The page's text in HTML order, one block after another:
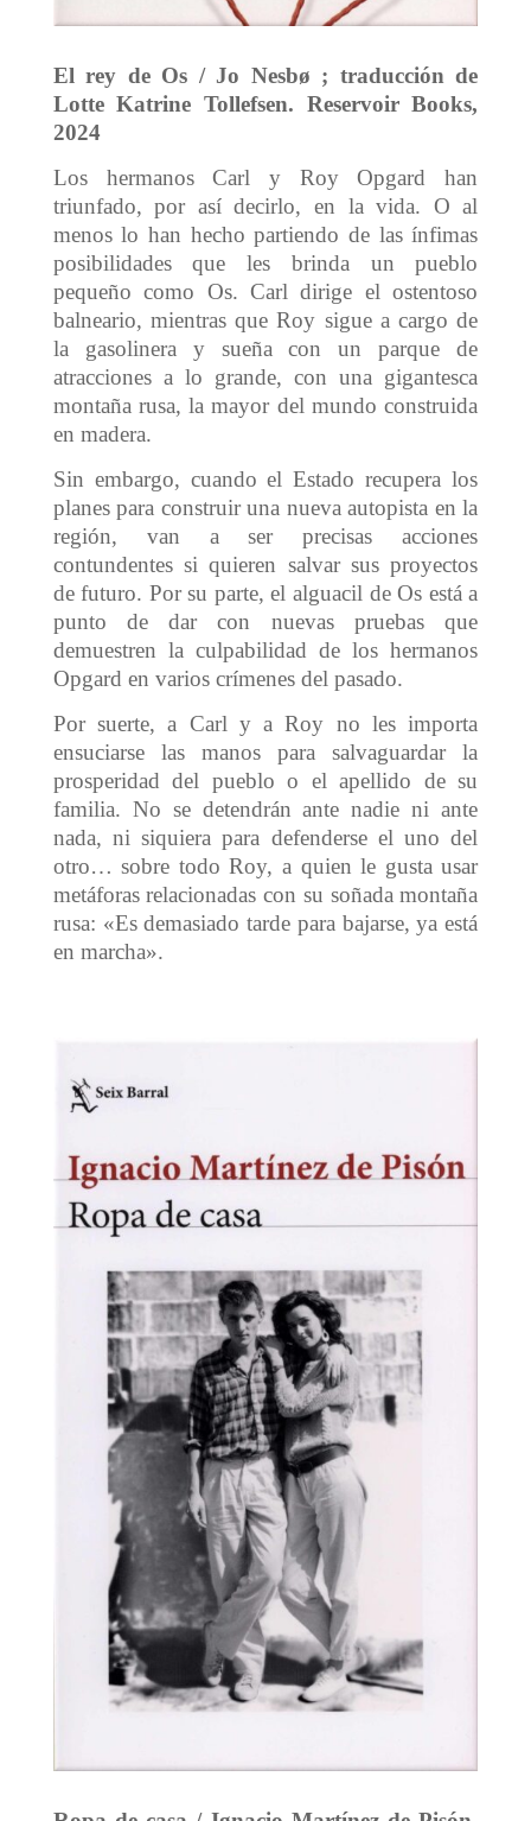
El rey de Os / Jo Nesbø ; traducción de
Lotte Katrine Tollefsen. Reservoir Books,
2024
Los hermanos Carl y Roy Opgard han
triunfado, por así decirlo, en la vida. O al
menos lo han hecho partiendo de las ínfimas
posibilidades que les brinda un pueblo
pequeño como Os. Carl dirige el ostentoso
balneario, mientras que Roy sigue a cargo de
la gasolinera y sueña con un parque de
atracciones a lo grande, con una gigantesca
montaña rusa, la mayor del mundo construida
en madera.
Sin embargo, cuando el Estado recupera los
planes para construir una nueva autopista en la
región, van a ser precisas acciones
contundentes si quieren salvar sus proyectos
de futuro. Por su parte, el alguacil de Os está a
punto de dar con nuevas pruebas que
demuestren la culpabilidad de los hermanos
Opgard en varios crímenes del pasado.
Por suerte, a Carl y a Roy no les importa
ensuciarse las manos para salvaguardar la
prosperidad del pueblo o el apellido de su
familia. No se detendrán ante nadie ni ante
nada, ni siquiera para defenderse el uno del
otro… sobre todo Roy, a quien le gusta usar
metáforas relacionadas con su soñada montaña
rusa: «Es demasiado tarde para bajarse, ya está
en marcha».